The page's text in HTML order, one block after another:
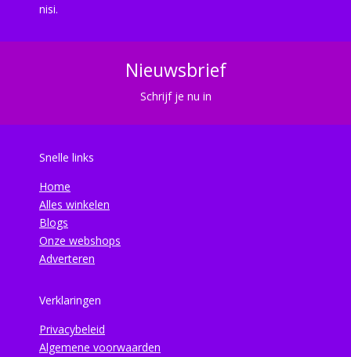
nisi.
Nieuwsbrief
Schrijf je nu in
Snelle links
Home
Alles winkelen
Blogs
Onze webshops
Adverteren
Verklaringen
Privacybeleid
Algemene voorwaarden